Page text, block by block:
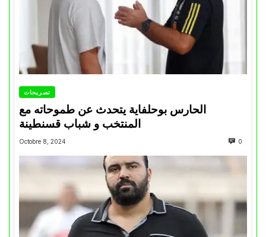
تصريحات
الحارس بوحلفاية يتحدث عن طموحاته مع
المنتخب و شباب قسنطينة
Octobre 8, 2024 0